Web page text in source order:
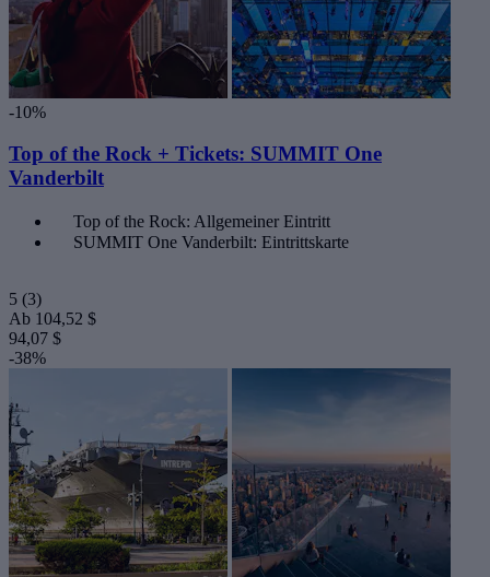
-10%
Top of the Rock + Tickets: SUMMIT One
Vanderbilt
Top of the Rock: Allgemeiner Eintritt
SUMMIT One Vanderbilt: Eintrittskarte
5 (3)
Ab 104,52 $
94,07 $
-38%